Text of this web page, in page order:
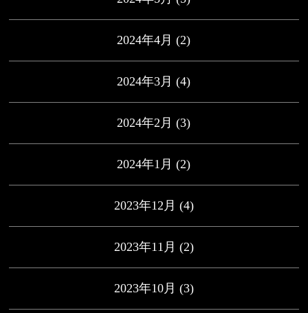
2024年4月 (2)
2024年3月 (4)
2024年2月 (3)
2024年1月 (2)
2023年12月 (4)
2023年11月 (2)
2023年10月 (3)